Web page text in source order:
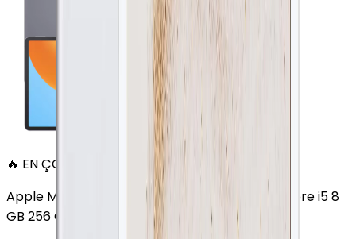
🔥 EN ÇOK SATAN
Apple MacBook Air 13" (13-inch, 2020) 1.1 GHz Core i5 8
GB 256 GB Altın